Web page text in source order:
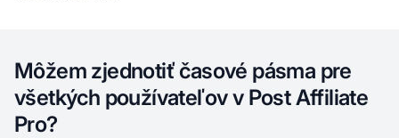
Môžem zjednotiť časové pásma pre
všetkých používateľov v Post Affiliate
Pro?